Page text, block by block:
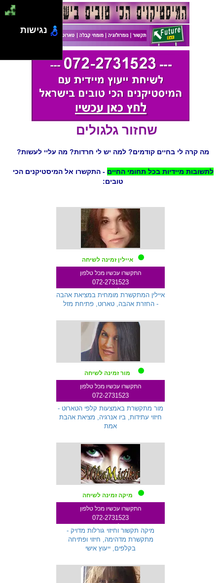
שחזור גלגולים
מה קרה לי בחיים קודמים? למה יש לי חרדות? מה עליי לעשות?
לתשובות מיידיות בכל תחומי החיים - התקשרו אל המיסטיקנים הכי
טובים:
איילין זמינה לשיחה
התקשרו עכשיו מכל טלפון
072-2731523
איילין המתקשרת מומחית במציאת אהבה
- החזרת אהבה, טארוט, פתיחת מזל
מור זמינה לשיחה
התקשרו עכשיו מכל טלפון
072-2731523
מור מתקשרת באמצעות קלפי הטארוט -
חיזוי עתידות, ביו אנרגיה, מציאת אהבת
אמת
מיקה זמינה לשיחה
התקשרו עכשיו מכל טלפון
072-2731523
מיקה תקשור וחיזוי גורלות מדויק -
מתקשרת מדהימה, חיזוי ופתיחה
בקלפים, ייעוץ אישי
נגישות